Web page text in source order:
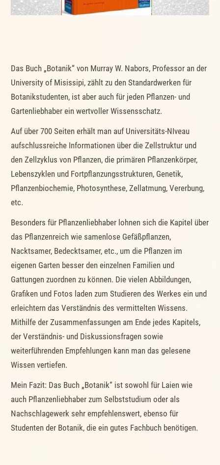
Das Buch „Botanik“ von Murray W. Nabors, Professor an der
University of Misissipi, zählt zu den Standardwerken für
Botanikstudenten, ist aber auch für jeden Pflanzen- und
Gartenliebhaber ein wertvoller Wissensschatz.
Auf über 700 Seiten erhält man auf Universitäts-NIveau
aufschlussreiche Informationen über die Zellstruktur und
den Zellzyklus von Pflanzen, die primären Pflanzenkörper,
Lebenszyklen und Fortpflanzungsstrukturen, Genetik,
Pflanzenbiochemie, Photosynthese, Zellatmung, Vererbung,
etc.
Besonders für Pflanzenliebhaber lohnen sich die Kapitel über
das Pflanzenreich wie samenlose Gefäßpflanzen,
Nacktsamer, Bedecktsamer, etc., um die Pflanzen im
eigenen Garten besser den einzelnen Familien und
Gattungen zuordnen zu können. Die vielen Abbildungen,
Grafiken und Fotos laden zum Studieren des Werkes ein und
erleichtern das Verständnis des vermittelten Wissens.
Mithilfe der Zusammenfassungen am Ende jedes Kapitels,
der Verständnis- und Diskussionsfragen sowie
weiterführenden Empfehlungen kann man das gelesene
Wissen vertiefen.
Mein Fazit: Das Buch „Botanik“ ist sowohl für Laien wie
auch Pflanzenliebhaber zum Selbststudium oder als
Nachschlagewerk sehr empfehlenswert, ebenso für
Studenten der Botanik, die ein gutes Fachbuch benötigen.